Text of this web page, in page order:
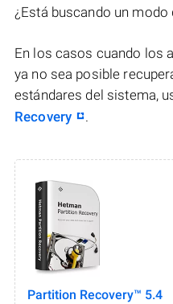
¿Está buscando un
En los casos cuando los
ya no sea posible
estándares del sistema,
Recovery
.
Partition Recovery™ 5.4